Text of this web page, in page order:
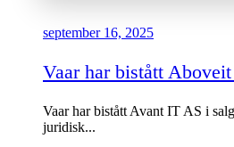
september 16, 2025
Vaar har bistått
Vaar har bistått Avant IT AS i
juridisk...